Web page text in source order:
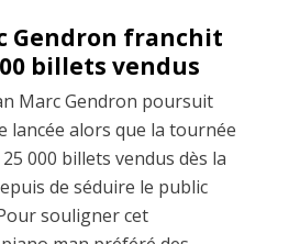
Gendron franchit
billets vendus
Marc Gendron poursuit
lancée alors que la tournée
000 billets vendus dès la
de séduire le public
souligner cet